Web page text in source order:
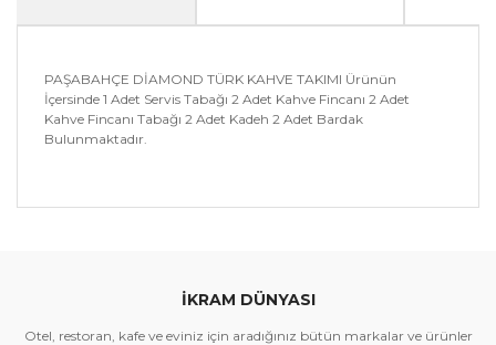
PAŞABAHÇE DİAMOND TÜRK KAHVE TAKIMI Ürünün
İçersinde 1 Adet Servis Tabağı 2 Adet Kahve Fincanı 2 Adet
Kahve Fincanı Tabağı 2 Adet Kadeh 2 Adet Bardak
Bulunmaktadır.
Yorum Yaz
Bu ürünün fiyat bilgisi, resim, ürün açıklamalarında ve
İKRAM DÜNYASI
Otel, restoran, kafe ve eviniz için aradığınız bütün markalar ve ürünler